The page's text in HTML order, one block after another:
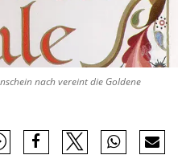
nach vereint die Goldene